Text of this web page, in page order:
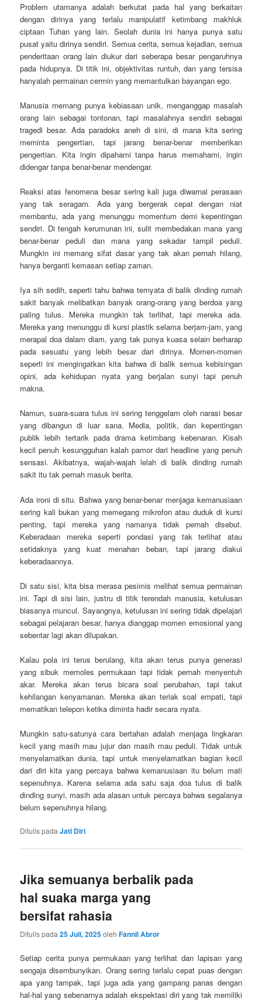
Problem utamanya adalah berkutat pada hal yang berkaitan
dengan dirinya yang terlalu manipulatif ketimbang makhluk
ciptaan Tuhan yang lain. Seolah dunia ini hanya punya satu
pusat yaitu dirinya sendiri. Semua cerita, semua kejadian, semua
penderitaan orang lain diukur dari seberapa besar pengaruhnya
pada hidupnya. Di titik ini, objektivitas runtuh, dan yang tersisa
hanyalah permainan cermin yang memantulkan bayangan ego.
Manusia memang punya kebiasaan unik, menganggap masalah
orang lain sebagai tontonan, tapi masalahnya sendiri sebagai
tragedi besar. Ada paradoks aneh di sini, di mana kita sering
meminta pengertian, tapi jarang benar-benar memberikan
pengertian. Kita ingin dipahami tanpa harus memahami, ingin
didengar tanpa benar-benar mendengar.
Reaksi atas fenomena besar sering kali juga diwarnai perasaan
yang tak seragam. Ada yang bergerak cepat dengan niat
membantu, ada yang menunggu momentum demi kepentingan
sendiri. Di tengah kerumunan ini, sulit membedakan mana yang
benar-benar peduli dan mana yang sekadar tampil peduli.
Mungkin ini memang sifat dasar yang tak akan pernah hilang,
hanya berganti kemasan setiap zaman.
Iya sih sedih, seperti tahu bahwa ternyata di balik dinding rumah
sakit banyak melibatkan banyak orang-orang yang berdoa yang
paling tulus. Mereka mungkin tak terlihat, tapi mereka ada.
Mereka yang menunggu di kursi plastik selama berjam-jam, yang
merapal doa dalam diam, yang tak punya kuasa selain berharap
pada sesuatu yang lebih besar dari dirinya. Momen-momen
seperti ini mengingatkan kita bahwa di balik semua kebisingan
opini, ada kehidupan nyata yang berjalan sunyi tapi penuh
makna.
Namun, suara-suara tulus ini sering tenggelam oleh narasi besar
yang dibangun di luar sana. Media, politik, dan kepentingan
publik lebih tertarik pada drama ketimbang kebenaran. Kisah
kecil penuh kesungguhan kalah pamor dari headline yang penuh
sensasi. Akibatnya, wajah-wajah lelah di balik dinding rumah
sakit itu tak pernah masuk berita.
Ada ironi di situ. Bahwa yang benar-benar menjaga kemanusiaan
sering kali bukan yang memegang mikrofon atau duduk di kursi
penting, tapi mereka yang namanya tidak pernah disebut.
Keberadaan mereka seperti pondasi yang tak terlihat atau
setidaknya yang kuat menahan beban, tapi jarang diakui
keberadaannya.
Di satu sisi, kita bisa merasa pesimis melihat semua permainan
ini. Tapi di sisi lain, justru di titik terendah manusia, ketulusan
biasanya muncul. Sayangnya, ketulusan ini sering tidak dipelajari
sebagai pelajaran besar, hanya dianggap momen emosional yang
sebentar lagi akan dilupakan.
Kalau pola ini terus berulang, kita akan terus punya generasi
yang sibuk memoles permukaan tapi tidak pernah menyentuh
akar. Mereka akan terus bicara soal perubahan, tapi takut
kehilangan kenyamanan. Mereka akan teriak soal empati, tapi
mematikan telepon ketika diminta hadir secara nyata.
Mungkin satu-satunya cara bertahan adalah menjaga lingkaran
kecil yang masih mau jujur dan masih mau peduli. Tidak untuk
menyelamatkan dunia, tapi untuk menyelamatkan bagian kecil
dari diri kita yang percaya bahwa kemanusiaan itu belum mati
sepenuhnya. Karena selama ada satu saja doa tulus di balik
dinding sunyi, masih ada alasan untuk percaya bahwa segalanya
belum sepenuhnya hilang.
Ditulis pada Jati Diri
Jika semuanya berbalik pada
hal suaka marga yang
bersifat rahasia
Ditulis pada25 Juli, 2025olehFannil Abror
Setiap cerita punya permukaan yang terlihat dan lapisan yang
sengaja disembunyikan. Orang sering terlalu cepat puas dengan
apa yang tampak, tapi juga ada yang gampang panas dengan
hal-hal yang sebenarnya adalah ekspektasi diri yang tak memiliki